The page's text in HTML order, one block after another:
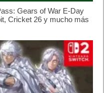
Gears of War E-Day
Cricket 26 y mucho más